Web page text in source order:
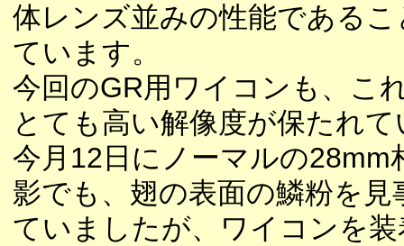
体レンズ並みの性能である
ています。
今回のGR用ワイコンも、こ
とても高い解像度が保たれ
今月12日にノーマルの28mm
影でも、翅の表面の鱗粉を見
ていましたが、ワイコンを